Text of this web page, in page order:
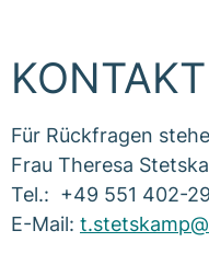
KONTAKT
Für Rückfragen
Frau Theresa
Tel.: +49 551 402-
E-Mail: